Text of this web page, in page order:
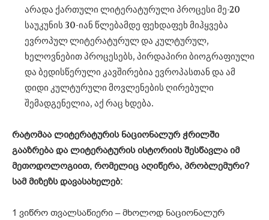
არადა ქართული ლიტერატურული პროცესი მე-20
საუკუნის 30-იან წლებამდე ფეხდაფეხ მიჰყვება
ევროპულ ლიტერატურულ და კულტურულ,
ხელოვნებით პროცესებს, პირდაპირი ბიოგრაფიული
და ბედისწერული კავშირებია ევროპასთან და ამ
დიდი კულტურული მოვლენების ღირებული
შემადგენელია, აქ რაც ხდება.
რატომაა ლიტერატურის ნაციონალურ ჭრილში
გააზრება და ლიტერატურის ისტორიის შესწავლა იმ
მეთოდოლოგიით, რომელიც აღიწერა, პრობლემური?
სამ მიზეზს დავასახელებ:
1 ვიწრო თვალსაწიერი – მხოლოდ ნაციონალურ